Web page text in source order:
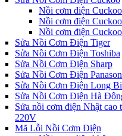
Nồi cơm điện
Nồi cơm điện
Nồi cơm điện
Sửa Nồi Cơm Điện Tiger
Sửa Nồi Cơm Điện Toshiba
Sửa Nồi Cơm Điện Sharp
Sửa Nồi Cơm Điện
Sửa Nồi Cơm Điện Long
Sửa Nồi Cơm Điện Hà
Sửa nồi cơm điện Nhật cao
220V
Mã Lỗi Nồi Cơm Điện